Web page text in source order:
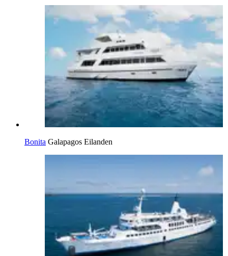
Bonita Galapagos Eilanden